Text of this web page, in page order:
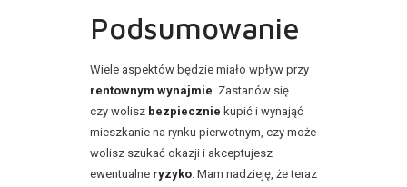
Podsumowanie
Wiele aspektów będzie miało wpływ przy
rentownym wynajmie . Zastanów się
czy wolisz bezpiecznie kupić i wynająć
mieszkanie na rynku pierwotnym, czy może
wolisz szukać okazji i akceptujesz
ewentualne ryzyko . Mam nadzieję, że teraz